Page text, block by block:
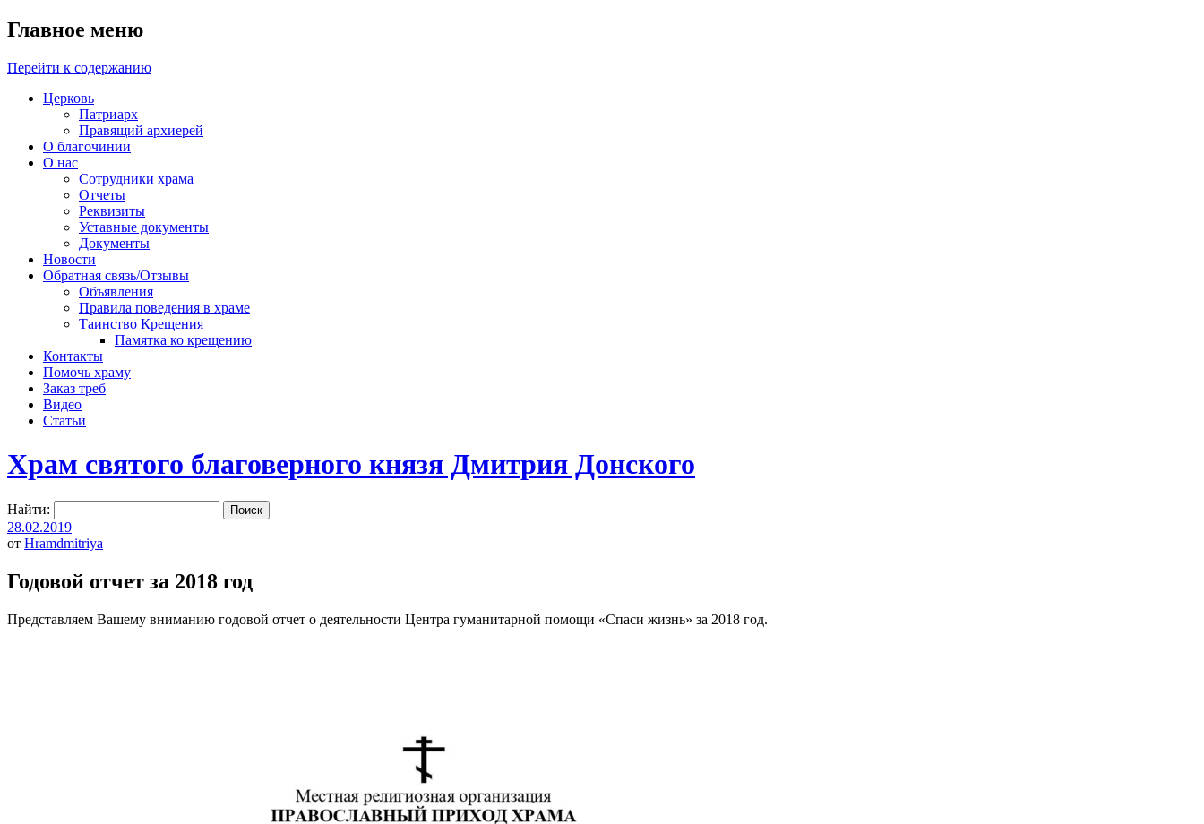
Главное меню
Перейти к содержанию
Церковь
Патриарх
Правящий архиерей
О благочинии
О нас
Сотрудники храма
Отчеты
Реквизиты
Уставные документы
Документы
Новости
Обратная связь/Отзывы
Объявления
Правила поведения в храме
Таинство Крещения
Памятка ко крещению
Контакты
Помочь храму
Заказ треб
Видео
Статьи
Храм святого благоверного князя Дмитрия Донского
Найти:
28.02.2019
от Hramdmitriya
Годовой отчет за 2018 год
Представляем Вашему вниманию годовой отчет о деятельности Центра гуманитарной помощи «Спаси жизнь» за 2018 год.